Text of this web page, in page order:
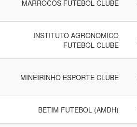
MARROCOS FUTEBOL CLUBE
INSTITUTO AGRONOMICO
FUTEBOL CLUBE
MINEIRINHO ESPORTE CLUBE
BETIM FUTEBOL (AMDH)